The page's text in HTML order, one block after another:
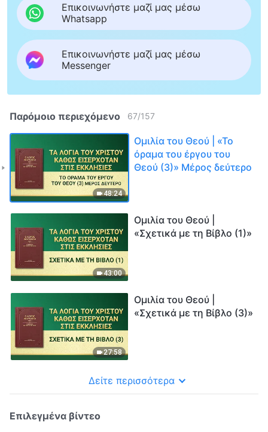
Επικοινωνήστε μαζί μας μέσω
Whatsapp
Επικοινωνήστε μαζί μας μέσω
Messenger
Παρόμοιο περιεχόμενο 67/157
48:24
Ομιλία του Θεού | «Το
όραμα του έργου του
Θεού (3)» Μέρος δεύτερο
43:00
Ομιλία του Θεού |
«Σχετικά με τη Βίβλο (1)»
27:58
Ομιλία του Θεού |
«Σχετικά με τη Βίβλο (3)»
Δείτε περισσότερα
Επιλεγμένα βίντεο